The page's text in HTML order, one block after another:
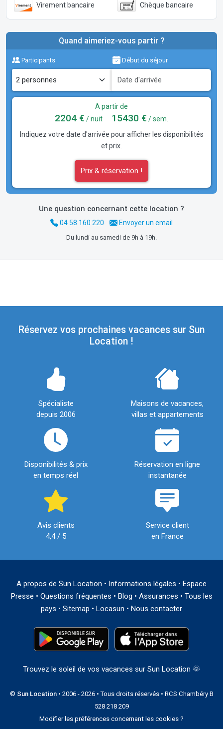
Virement bancaire Chèque bancaire
Quand aimeriez-vous partir ?
Participants Début du séjour
A partir de
2204 € / nuit 15430 € / sem.
Indiquez votre date d'arrivée pour afficher les disponibilités
et prix.
Prix & réservation !
Une question concernant cette location ?
04 58 160 220 Envoyer un email
Du lundi au samedi de 9h à 19h.
Réservez vos prochaines vacances sur Sun
Location !
Spécialiste
depuis 2006
Maisons de vacances,
villas et appartements
Disponibilités & prix
en temps réel
Réservation en ligne
instantanée
Avis clients
4,4 / 5
Service client
en France
A propos de Sun Location • Informations légales • Espace
Presse • Questions fréquentes • Blog • Assurances • Tous les
pays • Sitemap • Locasun • Nous contacter
Trouvez le soleil de vos vacances sur Sun Location 🌞
© Sun Location• 2006 - 2026 • Tous droits réservés • RCS Chambéry B
528 218 209
Modifier les préférences concernant les cookies ?